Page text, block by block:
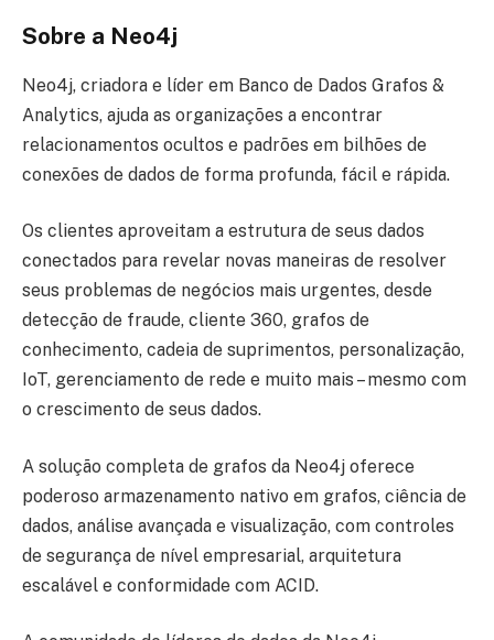
Sobre a Neo4j
Neo4j, criadora e líder em Banco de Dados Grafos &
Analytics, ajuda as organizações a encontrar
relacionamentos ocultos e padrões em bilhões de
conexões de dados de forma profunda, fácil e rápida.
Os clientes aproveitam a estrutura de seus dados
conectados para revelar novas maneiras de resolver
seus problemas de negócios mais urgentes, desde
detecção de fraude, cliente 360, grafos de
conhecimento, cadeia de suprimentos, personalização,
IoT, gerenciamento de rede e muito mais – mesmo com
o crescimento de seus dados.
A solução completa de grafos da Neo4j oferece
poderoso armazenamento nativo em grafos, ciência de
dados, análise avançada e visualização, com controles
de segurança de nível empresarial, arquitetura
escalável e conformidade com ACID.